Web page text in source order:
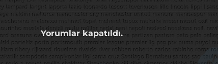
Yorumlar kapatıldı.